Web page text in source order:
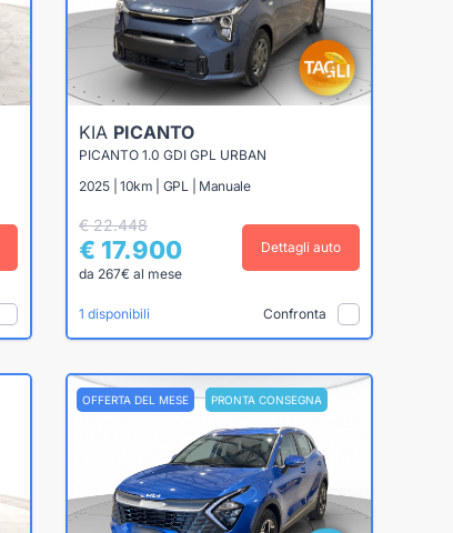
KIA PICANTO
PICANTO 1.0 GDI GPL URBAN
2025 | 10km | GPL | Manuale
€ 22.448
€ 17.900
da 267€ al mese
Dettagli auto
1 disponibili Confronta
OFFERTA DEL MESE PRONTA CONSEGNA